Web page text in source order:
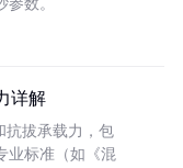
数。
详解
抗拔承载力，包
业标准（如《混